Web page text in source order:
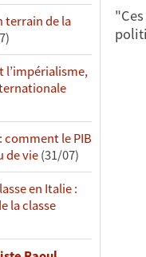
terrain de la
l’impérialisme,
comment le PIB
de vie(31/07)
en Italie :
la classe